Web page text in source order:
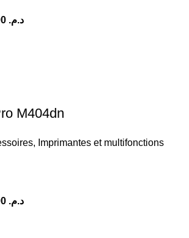
د.م.
M404dn
, Imprimantes et multifonctions
د.م.